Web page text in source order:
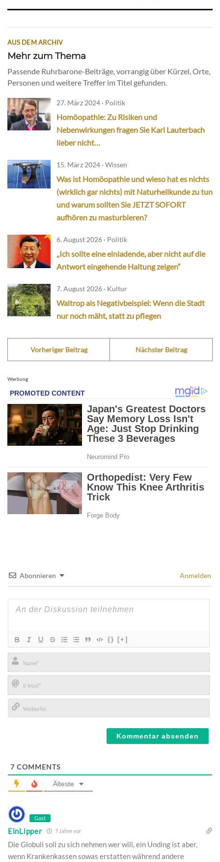
AUS DEM ARCHIV
Mehr zum Thema
Passende Ruhrbarone-Beiträge, vorrangig über Kürzel, Orte,
Personen und weitere Treffer im Titel gefunden.
27. März 2024 · Politik
Homöopathie: Zu Risiken und
Nebenwirkungen fragen Sie Karl Lauterbach
lieber nicht…
15. März 2024 · Wissen
Was ist Homöopathie und wieso hat es nichts
(wirklich gar nichts) mit Naturheilkunde zu tun
und warum sollten Sie JETZT SOFORT
aufhören zu masturbieren?
6. August 2026 · Politik
„Ich sollte eine einladende, aber nicht auf die
Antwort eingehende Haltung zeigen“
7. August 2026 · Kultur
Waltrop als Negativbeispiel: Wenn die Stadt
nur noch mäht, statt zu pflegen
Vorheriger Beitrag Nächster Beitrag
Werbung
Abonnieren Anmelden
{} [+]
Name*
E-
Mail*
7 COMMENTS
Älteste
Gast
EinLipper 7 Jahre vor
Die Globuli soll zu sich nehmen wer will, ein Unding ist aber,
wenn Krankenkassen sowas erstatten während andere